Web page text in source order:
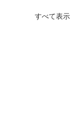
すべて表示